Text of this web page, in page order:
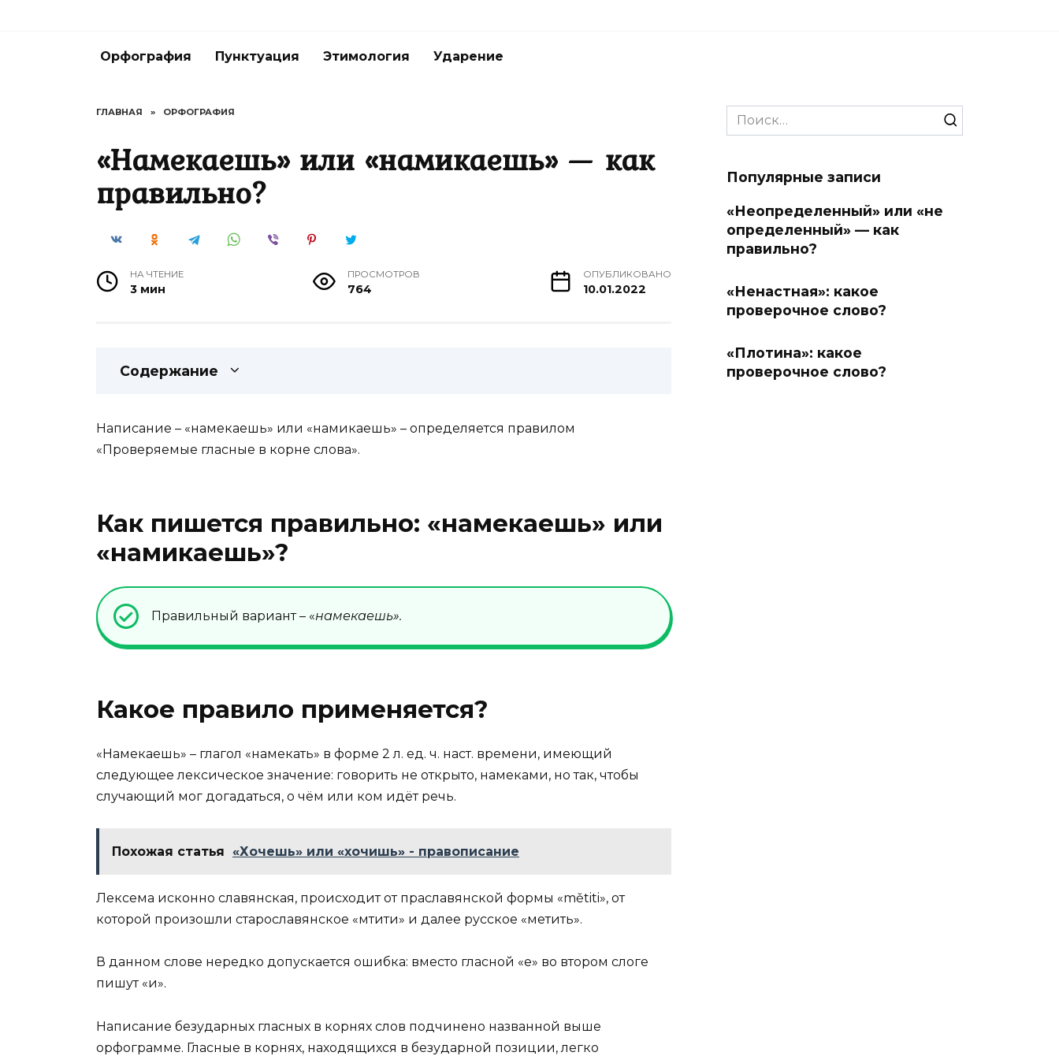
Орфография Пунктуация Этимология Ударение
ГЛАВНАЯ » ОРФОГРАФИЯ
«Намекаешь» или «намикаешь» — как
правильно?
НА ЧТЕНИЕ
3 мин
ПРОСМОТРОВ
764
ОПУБЛИКОВАНО
10.01.2022
Содержание
Написание – «намекаешь» или «намикаешь» – определяется правилом
«Проверяемые гласные в корне слова».
Как пишется правильно: «намекаешь» или
«намикаешь»?
Правильный вариант – «намекаешь».
Какое правило применяется?
«Намекаешь» – глагол «намекать» в форме 2 л. ед. ч. наст. времени, имеющий
следующее лексическое значение: говорить не открыто, намеками, но так, чтобы
случающий мог догадаться, о чём или ком идёт речь.
Похожая статья «Хочешь» или «хочишь» - правописание
Лексема исконно славянская, происходит от праславянской формы «mětiti», от
которой произошли старославянское «мѣтити» и далее русское «метить».
В данном слове нередко допускается ошибка: вместо гласной «е» во втором слоге
пишут «и».
Написание безударных гласных в корнях слов подчинено названной выше
орфограмме. Гласные в корнях, находящихся в безударной позиции, легко
Search
for:
Популярные записи
«Неопределенный» или «не
определенный» — как
правильно?
«Ненастная»: какое
проверочное слово?
«Плотина»: какое
проверочное слово?